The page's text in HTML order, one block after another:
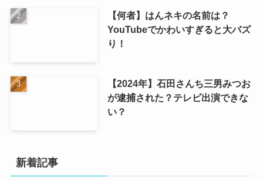
【何者】はんネキの名前は？
YouTubeでかわいすぎると大バズ
り！
【2024年】石田さんち三男みつお
が逮捕された？テレビ出演できな
い？
新着記事